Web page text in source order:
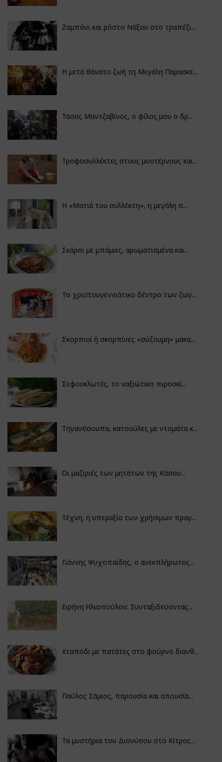
Ζαμπόνι και ρόστο Νάξου στο τραπέζι...
Η μετά θάνατο ζωή τη Μεγάλη Παρασκε...
Τάσος Μαντζαβίνος, ο φίλος μου ο δρ...
Τροφοσυλλέκτες στους μοντέρνους και...
H «Ματιά του συλλέκτη», η μεγάλη σ...
Σκάροι με μπάμιες, αρωματισμένα και...
Το χριστουγεννιάτικο δέντρο των ζωγ...
Σκορπιοί ή σκορπίνες «σύζουμη» μακα...
Σεφουκλωτές, το ναξιώτικο πιροσκί...
Τηγανόσουπα, κατσούλες με ντομάτα κ...
Οι μαζιριές των μητάτων της Κάσου...
Τέχνη, η υπεραξία των χρήσιμων πραγ...
Γιάννης Ψυχοπαίδης, ο ανεκπλήρωτος...
Ειρήνη Ηλιοπούλου: Συνταξιδεύοντας...
Χταπόδι με πατάτες στο φούρνο διανθ...
Παύλος Σάμιος, παρουσία και απουσία...
Τα μυστήρια του Διονύσου στο Κίτρος...